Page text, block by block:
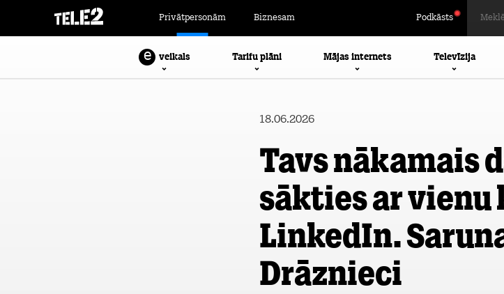
Privātpersonām Biznesam Podkāsts
e veikals Tarifu plāni Mājas internets Televīzija
18.06.2026
Tavs nākamais
sākties ar
LinkedIn.
Drāznieci